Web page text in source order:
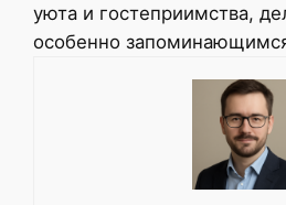
уюта и гостеприимства,
особенно